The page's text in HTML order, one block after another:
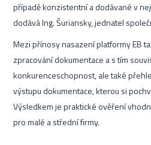
případě konzistentní a dodávané v
dodává Ing. Šuriansky, jednatel
Mezi přínosy nasazení platformy EB
zpracování dokumentace a s tím
konkurenceschopnost, ale také
výstupu dokumentace, kterou si
Výsledkem je praktické ověření
pro malé a střední firmy.